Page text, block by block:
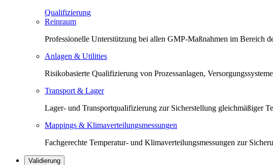
Qualifizierung
Reinraum
Professionelle Unterstützung bei allen GMP-Maßnahmen im
Anlagen & Utilities
Risikobasierte Qualifizierung von Prozessanlagen,
Transport & Lager
Lager- und Transportqualifizierung zur Sicherstellung gleichmäßiger
Mappings & Klimaverteilungsmessungen
Fachgerechte Temperatur- und Klimaverteilungsmessungen zur
Validierung